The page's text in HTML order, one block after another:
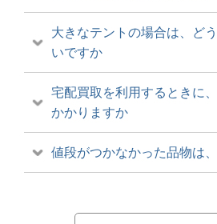
大きなテントの場合は、ど
いですか
宅配買取を利用するときに
かかりますか
値段がつかなかった品物は